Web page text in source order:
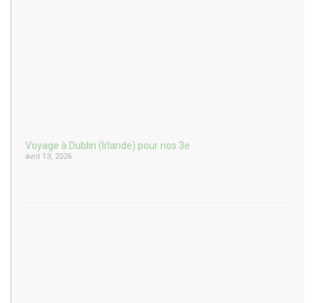
Voyage à Dublin (Irlande) pour nos 3e
avril 13, 2026